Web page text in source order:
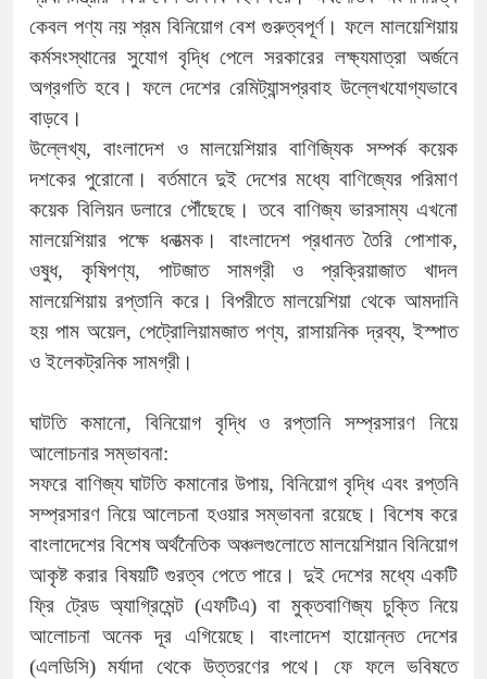
কেবল পণ্য নয় শ্রম বিনিয়োগ বেশ গুরুত্বপূর্ণ। ফলে মালয়েশিয়ায়
কর্মসংস্থানের সুযোগ বৃদ্ধি পেলে সরকারের লক্ষ্যমাত্রা অর্জনে
অগ্রগতি হবে। ফলে দেশের রেমিট্যান্সপ্রবাহ উল্লেখযোগ্যভাবে
বাড়বে।
উল্লেখ্য, বাংলাদেশ ও মালয়েশিয়ার বাণিজ্যিক সম্পর্ক কয়েক
দশকের পুরোনো। বর্তমানে দুই দেশের মধ্যে বাণিজ্যের পরিমাণ
কয়েক বিলিয়ন ডলারে পৌঁছেছে। তবে বাণিজ্য ভারসাম্য এখনো
মালয়েশিয়ার পক্ষে ধনাত্মক। বাংলাদেশ প্রধানত তৈরি পোশাক,
ওষুধ, কৃষিপণ্য, পাটজাত সামগ্রী ও প্রক্রিয়াজাত খাদল
মালয়েশিয়ায় রপ্তানি করে। বিপরীতে মালয়েশিয়া থেকে আমদানি
হয় পাম অয়েল, পেট্রোলিয়ামজাত পণ্য, রাসায়নিক দ্রব্য, ইস্পাত
ও ইলেকট্রনিক সামগ্রী।
ঘাটতি কমানো, বিনিয়োগ বৃদ্ধি ও রপ্তানি সম্প্রসারণ নিয়ে
আলোচনার সম্ভাবনা:
সফরে বাণিজ্য ঘাটতি কমানোর উপায়, বিনিয়োগ বৃদ্ধি এবং রপ্তনি
সম্প্রসারণ নিয়ে আলেচনা হওয়ার সম্ভাবনা রয়েছে। বিশেষ করে
বাংলাদেশের বিশেষ অর্থনৈতিক অঞ্চলগুলোতে মালয়েশিয়ান বিনিয়োগ
আকৃষ্ট করার বিষয়টি গুরত্ব পেতে পারে। দুই দেশের মধ্যে একটি
ফ্রি ট্রেড অ্যাগ্রিমেন্ট (এফটিএ) বা মুক্তবাণিজ্য চুক্তি নিয়ে
আলোচনা অনেক দূর এগিয়েছে। বাংলাদেশ হায়োন্নত দেশের
(এলডিসি) মর্যাদা থেকে উত্তরণের পথে। ফে ফলে ভবিষতে